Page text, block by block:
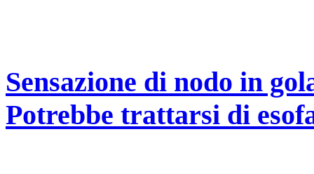
Sensazione di nodo in
Potrebbe trattarsi di